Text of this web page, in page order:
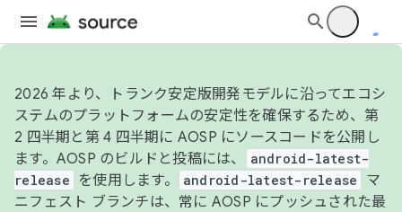
2026 年より、トランク安定版開発モデルに沿ってエコシ
ステムのプラットフォームの安定性を確保するため、第
2 四半期と第 4 四半期に AOSP にソースコードを公開し
ます。AOSP のビルドと投稿には、
android-latest-
release
を使用します。 android-latest-release
マ
ニフェスト ブランチは、常に AOSP にプッシュされた最